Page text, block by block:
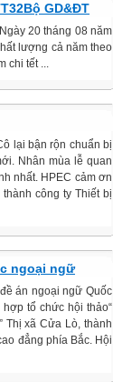
GD&ĐT
20 tháng 08 năm
lượng cả năm theo
chi tết ...
lại bận rộn chuẩn bị
Nhân mùa lễ quan
nhất. HPEC cảm ơn
công ty Thiết bị
ngoại ngữ
án ngoại ngữ Quốc
tổ chức hội thảo“
Thị xã Cửa Lò, thành
đẳng phía Bắc. Hội